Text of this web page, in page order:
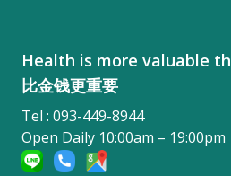
Health is more valuable
比金钱更重要
Tel : 093-449-8944
Open Daily 10:00am – 19:00pm